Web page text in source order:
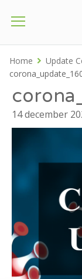
Home
Update
14 december